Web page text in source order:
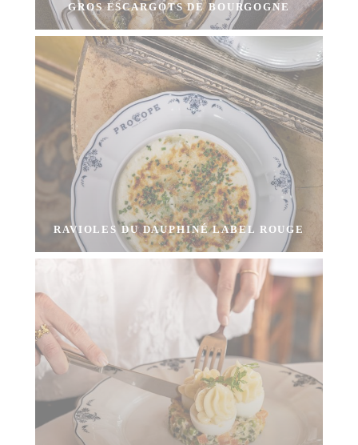
GROS ESCARGOTS DE BOURGOGNE
RAVIOLES DU DAUPHINÉ LABEL ROUGE